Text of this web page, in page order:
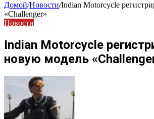
Домой/Новости/Indian Motorcycle
«Challenger»
Новости
Indian Motorcycle
новую модель